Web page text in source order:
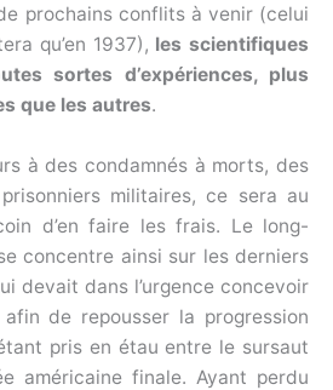
prochains conflits à venir (celui
qu’en 1937), les scientifiques
sortes d’expériences, plus
que les autres.
à des condamnés à morts, des
militaires, ce sera au
d’en faire les frais. Le long-
concentre ainsi sur les derniers
devait dans l’urgence concevoir
de repousser la progression
pris en étau entre le sursaut
américaine finale. Ayant perdu